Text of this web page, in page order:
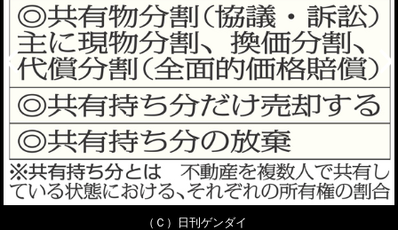
（Ｃ）日刊ゲンダイ